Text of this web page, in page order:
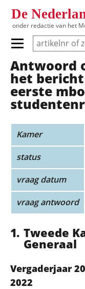
De
onder redactie van het
Primair menu
Hoofdnavigatie
Antwoord
het
eerste
Kamer
status
vraag datum
vraag antwoord
Tweede
Generaal
Vergaderjaar
2022